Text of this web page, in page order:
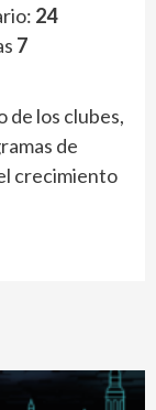
24
7
de los clubes,
de
crecimiento